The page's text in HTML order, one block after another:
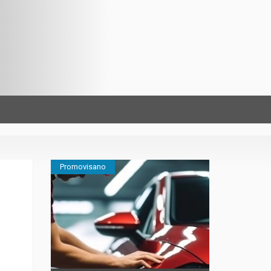
Promovisano